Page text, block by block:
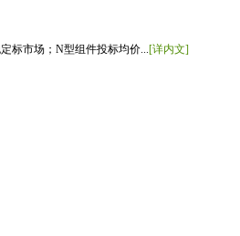
标市场；N型组件投标均价... [详内文]